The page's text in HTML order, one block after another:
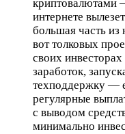
криптовалютами
интернете
большая часть
вот толковых
своих
заработок,
техподдержку —
регулярные
с выводом
минимально